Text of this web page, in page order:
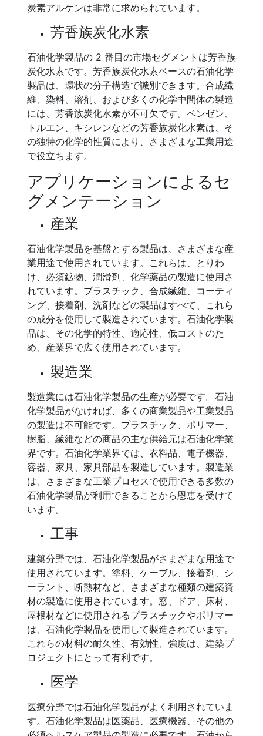
炭素アルケンは非常に求められています。
芳香族炭化水素
石油化学製品の 2 番目の市場セグメントは芳香族
炭化水素です。芳香族炭化水素ベースの石油化学
製品は、環状の分子構造で識別できます。合成繊
維、染料、溶剤、および多くの化学中間体の製造
には、芳香族炭化水素が不可欠です。ベンゼン、
トルエン、キシレンなどの芳香族炭化水素は、そ
の独特の化学的性質により、さまざまな工業用途
で役立ちます。
アプリケーションによるセ
グメンテーション
産業
石油化学製品を基盤とする製品は、さまざまな産
業用途で使用されています。これらは、とりわ
け、必須鉱物、潤滑剤、化学薬品の製造に使用さ
れています。プラスチック、合成繊維、コーティ
ング、接着剤、洗剤などの製品はすべて、これら
の成分を使用して製造されています。石油化学製
品は、その化学的特性、適応性、低コストのた
め、産業界で広く使用されています。
製造業
製造業には石油化学製品の生産が必要です。石油
化学製品がなければ、多くの商業製品や工業製品
の製造は不可能です。プラスチック、ポリマー、
樹脂、繊維などの商品の主な供給元は石油化学業
界です。石油化学業界では、衣料品、電子機器、
容器、家具、家具部品を製造しています。製造業
は、さまざまな工業プロセスで使用できる多数の
石油化学製品が利用できることから恩恵を受けて
います。
工事
建築分野では、石油化学製品がさまざまな用途で
使用されています。塗料、ケーブル、接着剤、シ
ーラント、断熱材など、さまざまな種類の建築資
材の製造に使用されています。窓、ドア、床材、
屋根材などに使用されるプラスチックやポリマー
は、石油化学製品を使用して製造されています。
これらの材料の耐久性、有効性、強度は、建築プ
ロジェクトにとって有利です。
医学
医療分野では石油化学製品がよく利用されていま
す。石油化学製品は医薬品、医療機器、その他の